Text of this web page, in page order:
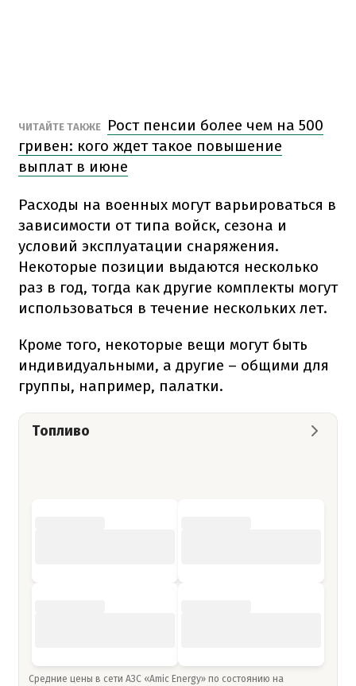
ЧИТАЙТЕ ТАКЖЕ
Рост пенсии более чем на 500
гривен: кого ждет такое повышение
выплат в июне
Расходы на военных могут варьироваться в
зависимости от типа войск, сезона и
условий эксплуатации снаряжения.
Некоторые позиции выдаются несколько
раз в год, тогда как другие комплекты могут
использоваться в течение нескольких лет.
Кроме того, некоторые вещи могут быть
индивидуальными, а другие – общими для
группы, например, палатки.
Топливо
Средние цены в сети АЗС «Amic Energy» по состоянию на